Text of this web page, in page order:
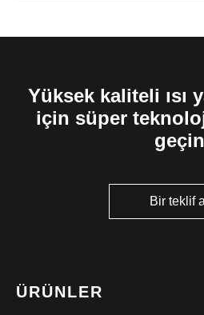
Yüksek kaliteli ısı
için süper
geçin
Bir teklif al
ÜRÜNLER